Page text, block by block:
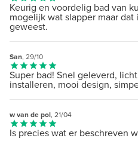
Keurig en voordelig bad van
mogelijk wat slapper maar
geweest.
San, 29/10
Super bad! Snel geleverd,
installeren, mooi design,
w van de pol, 21/04
Is precies wat er beschreven